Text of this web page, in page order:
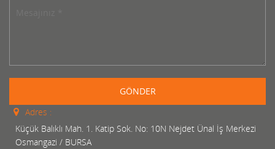
GÖNDER
Adres :
Küçük Balıklı Mah. 1. Katip Sok. No: 10N Nejdet Ünal İş Merkezi
Osmangazi / BURSA